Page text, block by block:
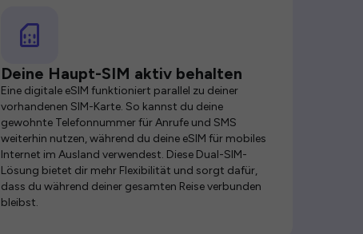
Deine Haupt-SIM aktiv behalten
Eine digitale eSIM funktioniert parallel zu deiner
vorhandenen SIM-Karte. So kannst du deine
gewohnte Telefonnummer für Anrufe und SMS
weiterhin nutzen, während du deine eSIM für mobiles
Internet im Ausland verwendest. Diese Dual-SIM-
Lösung bietet dir mehr Flexibilität und sorgt dafür,
dass du während deiner gesamten Reise verbunden
bleibst.